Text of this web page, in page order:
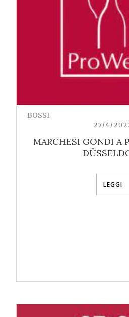
BOSSI
27/4/
MARCHESI GONDI A
LEGGI